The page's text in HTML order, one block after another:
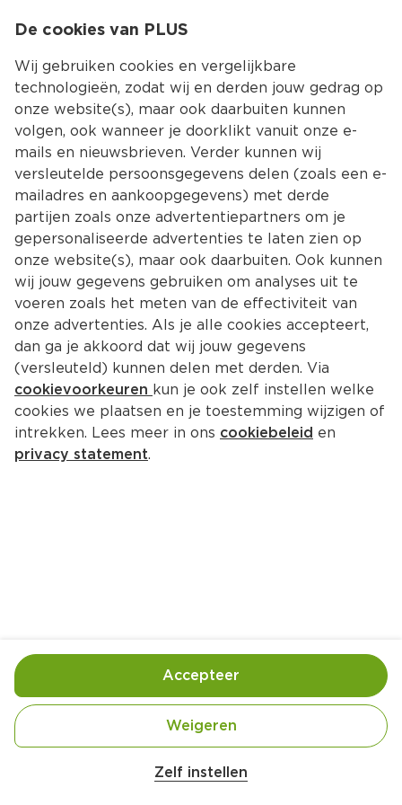
Kies jouw
Ingrediënten Bereiding
De cookies van PLUS
Wij gebruiken cookies en vergelijkbare
technologieën, zodat wij en derden jouw gedrag op
onze website(s), maar ook daarbuiten kunnen
volgen, ook wanneer je doorklikt vanuit onze e-
mails en nieuwsbrieven. Verder kunnen wij
versleutelde persoonsgegevens delen (zoals een e-
mailadres en aankoopgegevens) met derde
partijen zoals onze advertentiepartners om je
gepersonaliseerde advertenties te laten zien op
onze website(s), maar ook daarbuiten. Ook kunnen
wij jouw gegevens gebruiken om analyses uit te
voeren zoals het meten van de effectiviteit van
onze advertenties. Als je alle cookies accepteert,
dan ga je akkoord dat wij jouw gegevens
(versleuteld) kunnen delen met derden. Via
cookievoorkeuren kun je ook zelf instellen welke
cookies we plaatsen en je toestemming wijzigen of
intrekken. Lees meer in ons cookiebeleid en
privacy statement.
Zelf instellen
Weigeren
Accepteer